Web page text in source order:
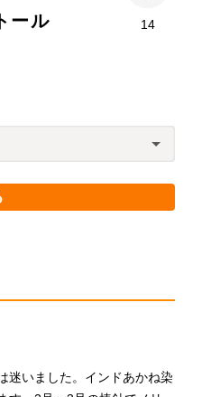
ール 14
迷いました。インドあかね染